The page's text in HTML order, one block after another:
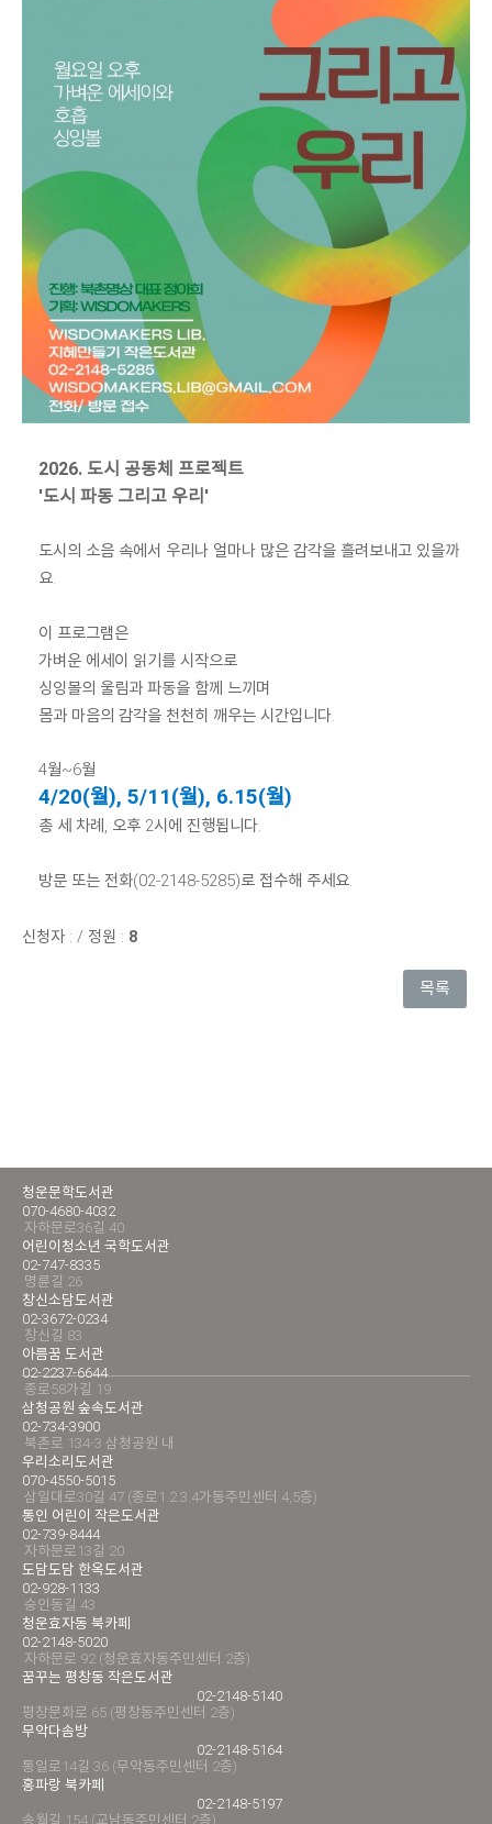
2026. 도시 공동체 프로젝트
'도시 파동 그리고 우리'
도시의 소음 속에서 우리나 얼마나 많은 감각을 흘려보내고 있을까
요.
이 프로그램은
가벼운 에세이 읽기를 시작으로
싱잉볼의 울림과 파동을 함께 느끼며
몸과 마음의 감각을 천천히 깨우는 시간입니다.
4월~6월
4/20(월), 5/11(월), 6.15(월)
총 세 차례, 오후 2시에 진행됩니다.
방문 또는 전화(02-2148-5285)로 접수해 주세요.
신청자 : / 정원 : 8
목록
청운문학도서관
070-4680-4032
자하문로36길 40
어린이청소년 국학도서관
02-747-8335
명륜길 26
창신소담도서관
02-3672-0234
창신길 83
아름꿈 도서관
02-2237-6644
종로58가길 19
삼청공원 숲속도서관
02-734-3900
북촌로 134-3 삼청공원 내
우리소리도서관
070-4550-5015
삼일대로30길 47 (종로1.2.3.4가동주민센터 4,5층)
통인 어린이 작은도서관
02-739-8444
자하문로13길 20
도담도담 한옥도서관
02-928-1133
숭인동길 43
청운효자동 북카페
02-2148-5020
자하문로 92 (청운효자동주민센터 2층)
꿈꾸는 평창동 작은도서관
02-2148-5140
평창문화로 65 (평창동주민센터 2층)
무악다솜방
02-2148-5164
통일로14길 36 (무악동주민센터 2층)
홍파랑 북카페
02-2148-5197
송월길 154 (교남동주민센터 2층)